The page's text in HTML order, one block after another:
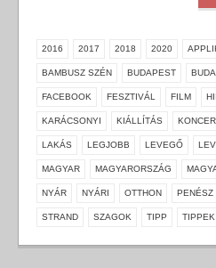
2016 2017 2018 2020
BAMBUSZ SZÉN BUDAPEST
FACEBOOK FESZTIVÁL FILM
KARÁCSONYI KIÁLLÍTÁS
LAKÁS LEGJOBB LEVEGŐ
MAGYAR MAGYARORSZÁG
NYÁR NYÁRI OTTHON PENÉSZ
STRAND SZAGOK TIPP TIPPEK